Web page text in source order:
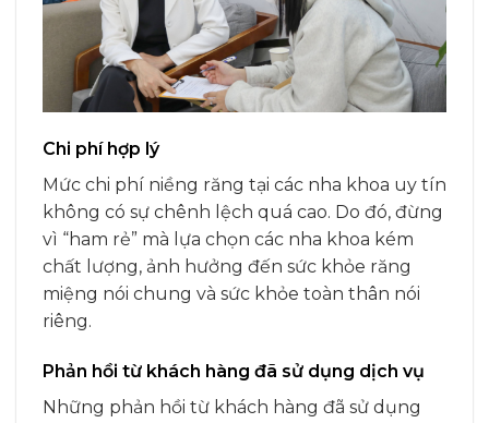
Chi phí hợp lý
Mức chi phí niềng răng tại các nha khoa uy tín
không có sự chênh lệch quá cao. Do đó, đừng
vì “ham rẻ” mà lựa chọn các nha khoa kém
chất lượng, ảnh hưởng đến sức khỏe răng
miệng nói chung và sức khỏe toàn thân nói
riêng.
Phản hồi từ khách hàng đã sử dụng dịch vụ
Những phản hồi từ khách hàng đã sử dụng